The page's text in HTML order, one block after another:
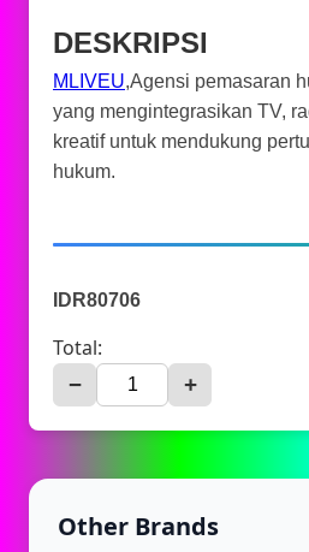
DESKRIPSI
MLIVEU,Agensi pemasaran
yang mengintegrasikan TV,
kreatif untuk mendukung
hukum.
IDR80706
Total:
− +
Other Brands